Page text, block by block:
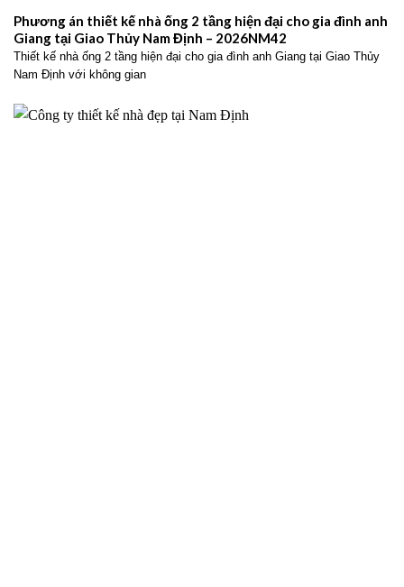
Phương án thiết kế nhà ống 2 tầng hiện đại cho gia đình anh
Giang tại Giao Thủy Nam Định – 2026NM42
Thiết kế nhà ống 2 tầng hiện đại cho gia đình anh Giang tại Giao Thủy
Nam Định với không gian